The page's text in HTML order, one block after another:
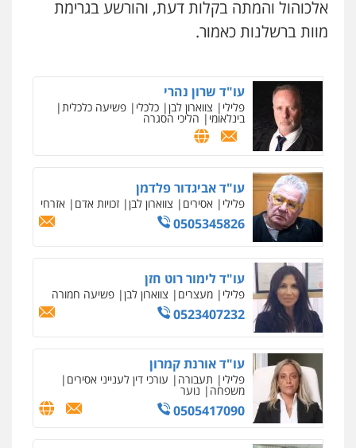
אלכוהול והמתה בקלות דעת, והורשע בגרימת
מוות ברשלנות כאמור.
עו"ד שרון נהרי
פלילי צווארון לבן כלכלי פשיעה כלכלית
בינלאומי הליכי הסגרה
עו"ד אביגדור פלדמן
פלילי אסירים צווארון לבן זכויות אדם אזרחי
0505345826
עו"ד לימור רוט חזן
פלילי מעצרים צווארון לבן פשיעה חמורה
0523407232
עו"ד אורנת קמרון
פלילי תעבורה עורכי דין לענייני אסירים
משפחה נוער
0505417090
ניר קידר – צלם
0504578527
0522508109
מקצועיים לעורכי דין
מרכז התחלה חדשה